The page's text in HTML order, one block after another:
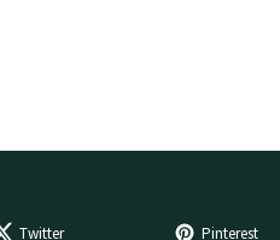
Twitter Pinterest